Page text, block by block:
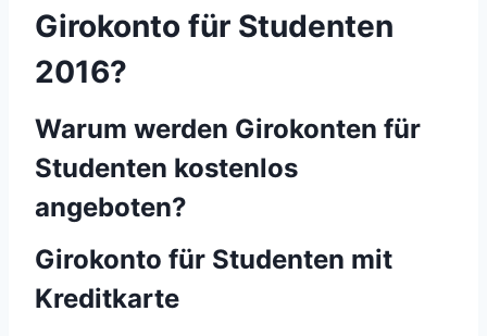
Girokonto für Studenten
2016?
Warum werden Girokonten für
Studenten kostenlos
angeboten?
Girokonto für Studenten mit
Kreditkarte